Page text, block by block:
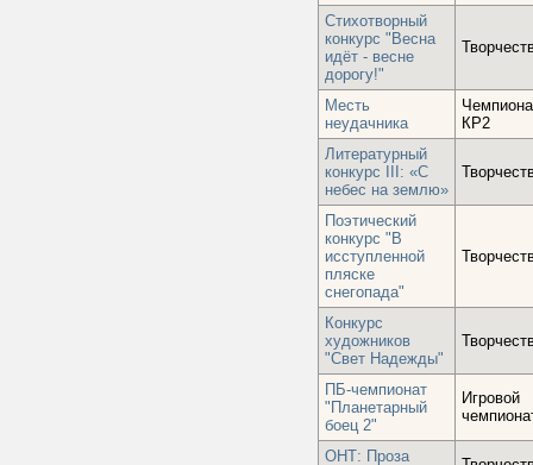
Стихотворный
конкурс "Весна
идёт - весне
дорогу!"
Месть
неудачника
КР2
Литературный
конкурс III: «С
небес на землю»
Поэтический
конкурс "В
исступленной
пляске
снегопада"
Конкурс
художников
"Свет Надежды"
ПБ-чемпионат
"Планетарный
боец 2"
Игровой
ОНТ: Проза